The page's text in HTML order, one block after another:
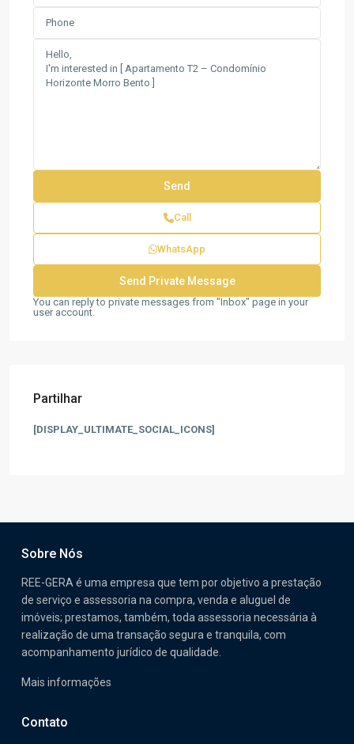
Call
WhatsApp
You can reply to private messages from "Inbox" page in your
user account.
Partilhar
[DISPLAY_ULTIMATE_SOCIAL_ICONS]
Sobre Nós
REE-GERA é uma empresa que tem por objetivo a prestação
de serviço e assessoria na compra, venda e aluguel de
imóveis; prestamos, também, toda assessoria necessária à
realização de uma transação segura e tranquila, com
acompanhamento jurídico de qualidade.
Mais informações
Contato